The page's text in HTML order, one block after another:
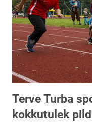
Terve Turba
kokkutulek